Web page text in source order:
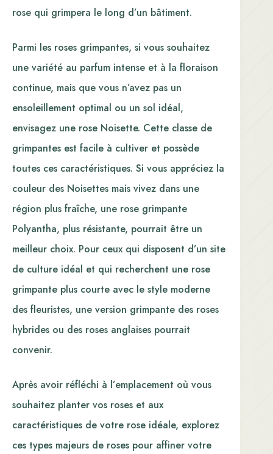
rose qui grimpera le long d’un bâtiment.
Parmi les roses grimpantes, si vous souhaitez
une variété au parfum intense et à la floraison
continue, mais que vous n’avez pas un
ensoleillement optimal ou un sol idéal,
envisagez une rose Noisette. Cette classe de
grimpantes est facile à cultiver et possède
toutes ces caractéristiques. Si vous appréciez la
couleur des Noisettes mais vivez dans une
région plus fraîche, une rose grimpante
Polyantha, plus résistante, pourrait être un
meilleur choix. Pour ceux qui disposent d’un site
de culture idéal et qui recherchent une rose
grimpante plus courte avec le style moderne
des fleuristes, une version grimpante des roses
hybrides ou des roses anglaises pourrait
convenir.
Après avoir réfléchi à l’emplacement où vous
souhaitez planter vos roses et aux
caractéristiques de votre rose idéale, explorez
ces types majeurs de roses pour affiner votre